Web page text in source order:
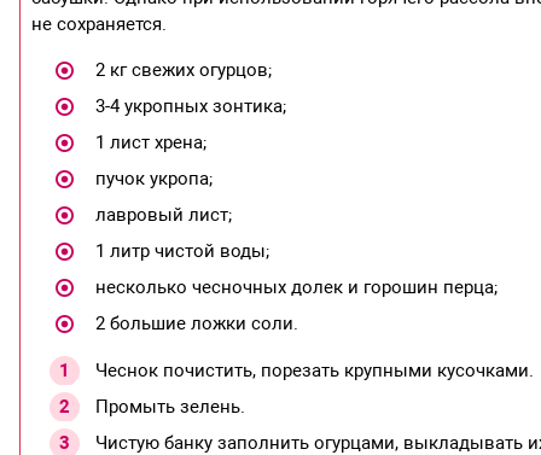
не сохраняется.
2 кг свежих огурцов;
3-4 укропных зонтика;
1 лист хрена;
пучок укропа;
лавровый лист;
1 литр чистой воды;
несколько чесночных долек и горошин перца;
2 большие ложки соли.
Чеснок почистить, порезать крупными кусочками.
Промыть зелень.
Чистую банку заполнить огурцами,